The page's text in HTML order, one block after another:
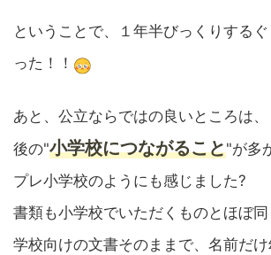
ということで、１年半びっくりする
った！！
あと、公立ならではの良いところは、
後の"小学校につながること"が多
プレ小学校のようにも感じました?
書類も小学校でいただくものとほぼ同
学校向けの文書そのままで、名前だ